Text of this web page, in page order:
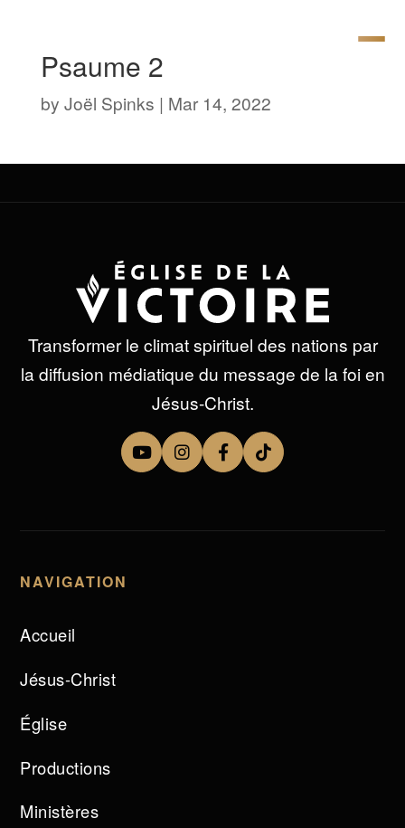
Psaume 2
by Joël Spinks | Mar 14, 2022
Transformer le climat spirituel des nations par
la diffusion médiatique du message de la foi en
Jésus-Christ.
NAVIGATION
Accueil
Jésus-Christ
Église
Productions
Ministères